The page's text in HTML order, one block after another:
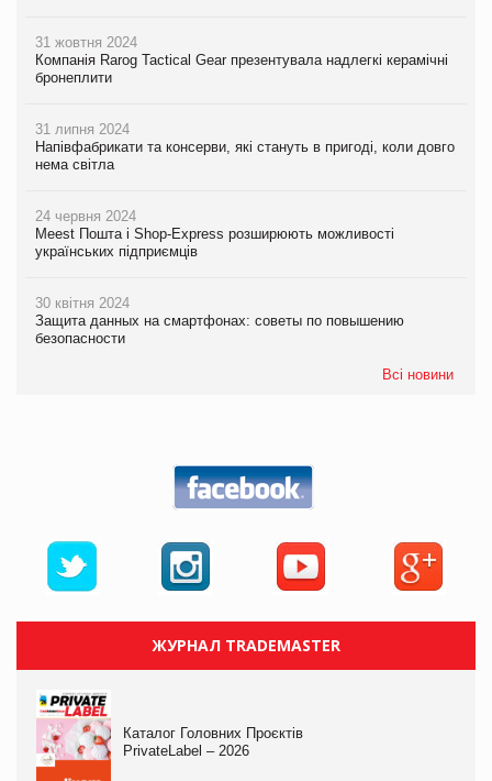
31 жовтня 2024
Компанія Rarog Tactical Gear презентувала надлегкі керамічні
бронеплити
31 липня 2024
Напівфабрикати та консерви, які стануть в пригоді, коли довго
нема світла
24 червня 2024
Meest Пошта і Shop-Express розширюють можливості
українських підприємців
30 квітня 2024
Защита данных на смартфонах: советы по повышению
безопасности
Всі новини
ЖУРНАЛ TRADEMASTER
Каталог Головних Проєктів
PrivateLabel – 2026